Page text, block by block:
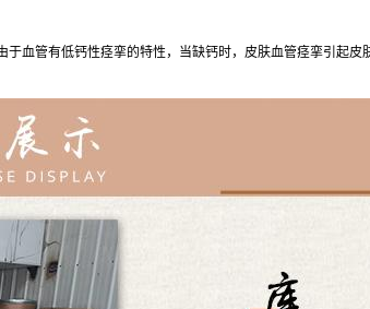
血管有低钙性痉挛的特性，当缺钙时，皮肤血管痉挛引起